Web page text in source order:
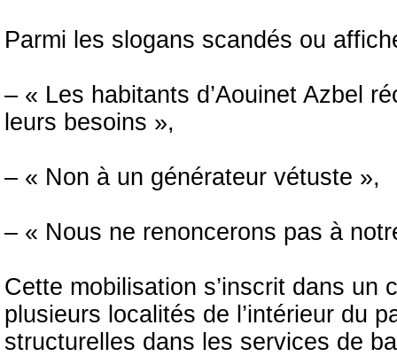
Parmi les slogans scandés ou
– « Les habitants d’Aouinet Azbel
leurs besoins »,
– « Non à un générateur vétuste »,
– « Nous ne renoncerons pas à
Cette mobilisation s’inscrit dans
plusieurs localités de l’intérieur du
structurelles dans les services de